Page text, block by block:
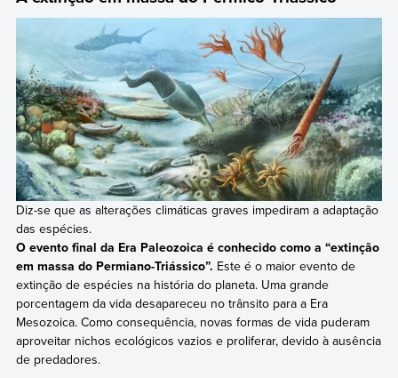
Diz-se que as alterações climáticas graves impediram a adaptação
das espécies.
O evento final da Era Paleozoica é conhecido como a “extinção
em massa do Permiano-Triássico”. Este é o maior evento de
extinção de espécies na história do planeta. Uma grande
porcentagem da vida desapareceu no trânsito para a Era
Mesozoica. Como consequência, novas formas de vida puderam
aproveitar nichos ecológicos vazios e proliferar, devido à ausência
de predadores.